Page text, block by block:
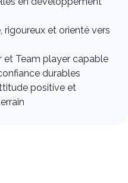
rigoureux et orienté vers
Team player capable
durables
positive et